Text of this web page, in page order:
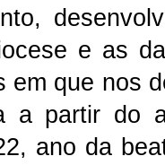
e as
em que nos
a partir do
ano da